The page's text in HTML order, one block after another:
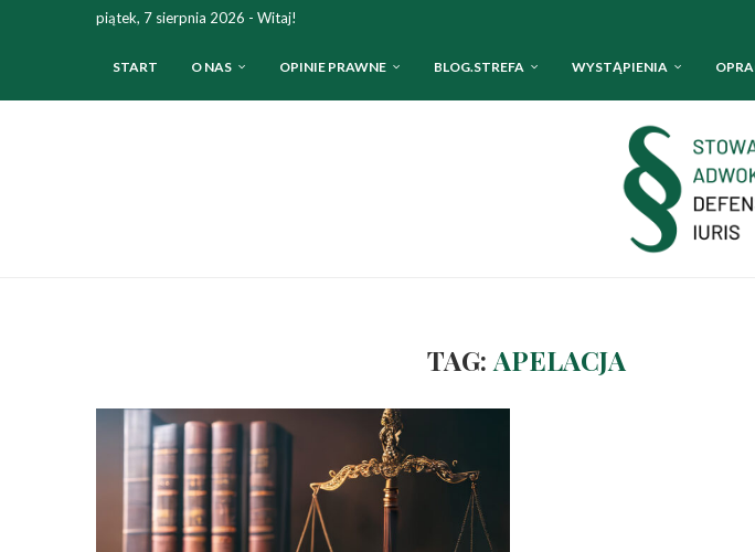
piątek, 7 sierpnia 2026 - Witaj!
START O NAS OPINIE PRAWNE BLOG.STREFA WYSTĄPIENIA
TAG: APELACJA